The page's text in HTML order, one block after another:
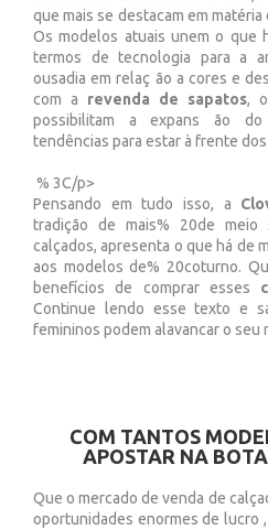
que mais se destacam em
Os modelos atuais unem o que
termos de tecnologia para a
ousadia em relaç ão a cores e
com a revenda de sapatos,
possibilitam a expans ão do
tendências para estar à frente
% 3C/p>
Pensando em tudo isso, a
tradição de mais% 20de
calçados, apresenta o que há de
aos modelos de% 20coturno.
benefícios de comprar esses
Continue lendo esse texto e
femininos podem alavancar o seu
COM TANTOS
APOSTAR NA
Que o mercado de venda de
oportunidades enormes de lucro